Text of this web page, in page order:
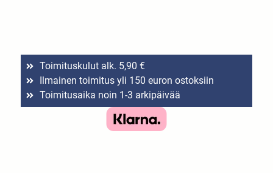
Toimituskulut alk. 5,90 €
Ilmainen toimitus yli 150 euron ostoksiin
Toimitusaika noin 1-3 arkipäivää